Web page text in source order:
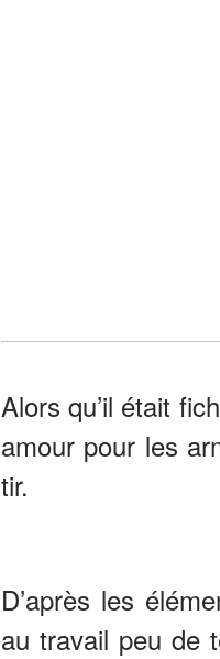
Alors qu’il était
amour pour les
tir.
D’après les
au travail peu de